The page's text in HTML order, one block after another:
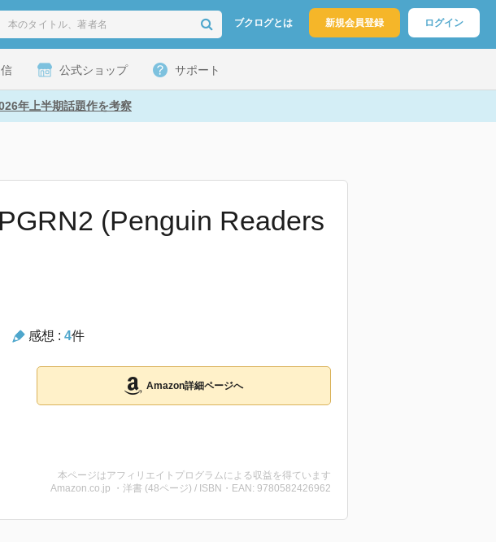
ブクログとは 新規会員登録 ログイン
公式ショップ サポート
年上半期話題作を考察
(Penguin Readers
感想 : 4件
Amazon詳細ページへ
本ページはアフィリエイトプログラムによる収益を得ています
Amazon.co.jp ・洋書 (48ページ) / ISBN・EAN: 9780582426962